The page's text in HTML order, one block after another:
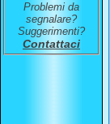
Problemi da
segnalare?
Suggerimenti?
Contattaci